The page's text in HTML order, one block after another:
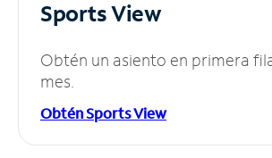
Sports View
Obtén un asiento en primera
mes.
Obtén Sports View